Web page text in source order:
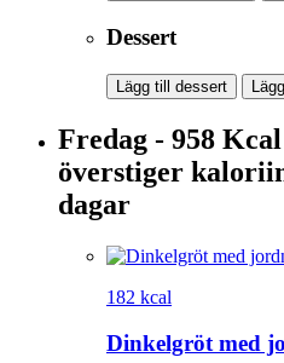
Dessert
Lägg till dessert
Fredag - 958 Kcal
överstiger
dagar
182 kcal
Dinkelgröt med